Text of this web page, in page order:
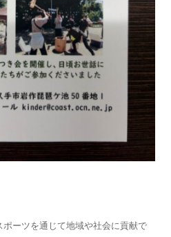
ーツを通じて地域や社会に貢献で